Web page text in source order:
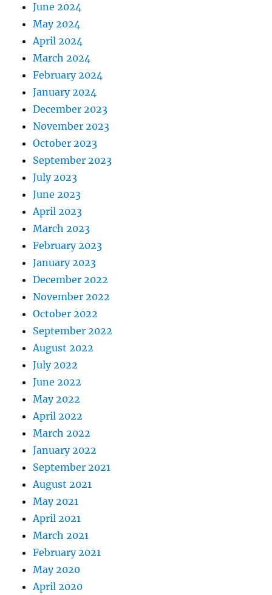
June 2024
May 2024
April 2024
March 2024
February 2024
January 2024
December 2023
November 2023
October 2023
September 2023
July 2023
June 2023
April 2023
March 2023
February 2023
January 2023
December 2022
November 2022
October 2022
September 2022
August 2022
July 2022
June 2022
May 2022
April 2022
March 2022
January 2022
September 2021
August 2021
May 2021
April 2021
March 2021
February 2021
May 2020
April 2020